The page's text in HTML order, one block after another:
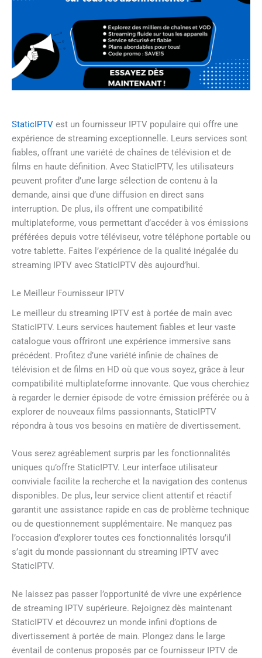
StaticIPTV est un fournisseur IPTV populaire qui offre une
expérience de streaming exceptionnelle. Leurs services sont
fiables, offrant une variété de chaînes de télévision et de
films en haute définition. Avec StaticIPTV, les utilisateurs
peuvent profiter d’une large sélection de contenu à la
demande, ainsi que d’une diffusion en direct sans
interruption. De plus, ils offrent une compatibilité
multiplateforme, vous permettant d’accéder à vos émissions
préférées depuis votre téléviseur, votre téléphone portable ou
votre tablette. Faites l’expérience de la qualité inégalée du
streaming IPTV avec StaticIPTV dès aujourd’hui.
Le Meilleur Fournisseur IPTV
Le meilleur du streaming IPTV est à portée de main avec
StaticIPTV. Leurs services hautement fiables et leur vaste
catalogue vous offriront une expérience immersive sans
précédent. Profitez d’une variété infinie de chaînes de
télévision et de films en HD où que vous soyez, grâce à leur
compatibilité multiplateforme innovante. Que vous cherchiez
à regarder le dernier épisode de votre émission préférée ou à
explorer de nouveaux films passionnants, StaticIPTV
répondra à tous vos besoins en matière de divertissement.
Vous serez agréablement surpris par les fonctionnalités
uniques qu’offre StaticIPTV. Leur interface utilisateur
conviviale facilite la recherche et la navigation des contenus
disponibles. De plus, leur service client attentif et réactif
garantit une assistance rapide en cas de problème technique
ou de questionnement supplémentaire. Ne manquez pas
l’occasion d’explorer toutes ces fonctionnalités lorsqu’il
s’agit du monde passionnant du streaming IPTV avec
StaticIPTV.
Ne laissez pas passer l’opportunité de vivre une expérience
de streaming IPTV supérieure. Rejoignez dès maintenant
StaticIPTV et découvrez un monde infini d’options de
divertissement à portée de main. Plongez dans le large
éventail de contenus proposés par ce fournisseur IPTV de